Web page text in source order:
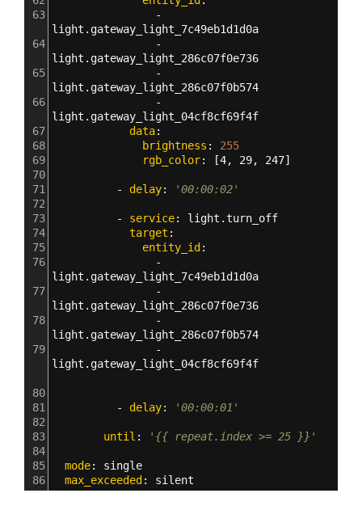
63
light.gateway_light_7c49eb1d1d0a
64
light.gateway_light_286c07f0e736
65
light.gateway_light_286c07f0b574
66
light.gateway_light_04cf8cf69f4f
67
data:
68
brightness : 255
69
rgb_color: [4, 29, 247]
70
71
- delay:
'00:00:02'
72
73
- service: light.turn_off
74
target :
75
entity_id :
76
light.gateway_light_7c49eb1d1d0a
77
78
79
light.gateway_light_04cf8cf69f4f
80
81
- delay:
'00:00:01'
82
83
until :
'{{ repeat.index >= 25 }}'
84
85
  mode
: single
86
  max_exceeded
: silent